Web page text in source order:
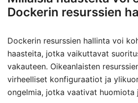
Dockerin resurssien
Dockerin resurssien hallinta voi
haasteita, jotka vaikuttavat
vakauteen. Oikeanlaisten
virheelliset konfiguraatiot ja
ongelmia, jotka vaativat huomiota